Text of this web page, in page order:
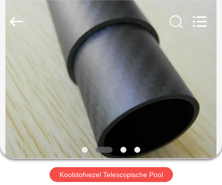
HUIS
PRODUCTEN
ONGEVEER
ONS
FABRIEKSREIS
IMP.&EXP.
CO.,LTD.
Koolstofvezel Telescopische Pool